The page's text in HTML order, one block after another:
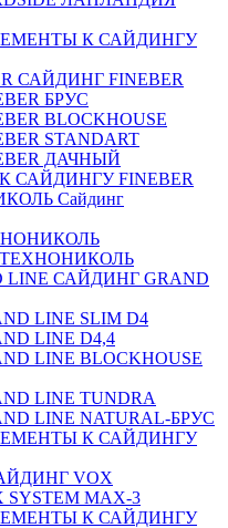
К САЙДИНГУ
САЙДИНГ FINEBER
БРУС
BLOCKHOUSE
STANDART
ДАЧНЫЙ
САЙДИНГУ FINEBER
Сайдинг
САЙДИНГ GRAND
LINE SLIM D4
LINE D4,4
LINE BLOCKHOUSE
LINE TUNDRA
LINE NATURAL-БРУС
К САЙДИНГУ
VOX
MAX-3
К САЙДИНГУ